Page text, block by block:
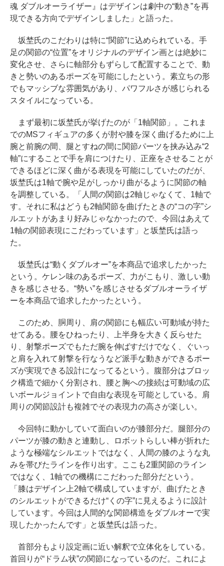
魂 ダブルオーライザー』はデザインは劇中の“動き”を再
現できる方向でデザインしました」と語った。
坂埜氏のこだわりは特に“関節”に込められている。手
足の関節の“位置”をオリジナルのデザイン画とは絶妙に
変化させ、さらに軸部分もずらして配置することで、動
きと勢いのあるポーズを可能にしたという。素立ちの形
でもマッシブな雰囲気があり、パワフルさが感じられる
スタイルになっている。
まず最初に坂埜氏が挙げたのが「1軸関節」。これま
でのMSフィギュアの多くが肘や膝を深く曲げるために上
腕と前腕の間、腿とすねの間に関節パーツを挟み込み“2
軸”にすることで手を肩につけたり、正座をさせることが
できるほどに深く曲がる表現を可能にしていたのだが、
坂埜氏は1軸で腕や足がしっかり曲がるように関節の軸
を調整している。「人間の関節は2軸じゃなくて、1軸で
す。それに私はどうも2軸関節を曲げたときの“コの字”シ
ルエットがあまり好みじゃなかったので、今回はあえて
1軸の関節表現にこだわっています」と坂埜氏は語っ
た。
坂埜氏は“動くダブルオー”を本商品で追求したかった
という。ケレン味のあるポーズ、力がこもり、激しい動
きを感じさせる。“勢い”を感じさせるダブルオーライザ
ーを本商品で追求したかったという。
このため、胴周り、肩の関節にも幅広い可動域が持た
せてある。腰をひねったり、上半身を大きく反らせた
り、射撃ポーズでもただ腕を伸ばすだけでなく、ぐいっ
と肩を入れて射撃を行なうなど派手な動きができるポー
ズが実現できる設計になってるという。腹部分はブロッ
ク構造で細かく分割され、腰と胸への接続は可動域の広
いボールジョイントで自由な表現を可能としている。肩
周りの関節設計も複雑でその表現力の高さが楽しい。
今回特に動かしていて面白いのが膝部分だ。腿部分の
パーツが膝の動きと連動し、ロボットらしい棒が折れた
ような極端なシルエットではなく、人間の膝のような丸
みを帯びたラインを作り出す。ここも2重関節のライン
ではなく、1軸での機構にこだわった部分だという。
「膝はデザイン上2軸で構成していますが、曲げたとき
のシルエットができるだけ“くの字”に見えるように設計
しています。今回は人間的な関節構造をダブルオーで実
現したかったんです」と坂埜氏は語った。
首部分もより設定画に近い解釈で立体化をしている。
首回りが“ドラム状”の関節になっているのだ。これによ